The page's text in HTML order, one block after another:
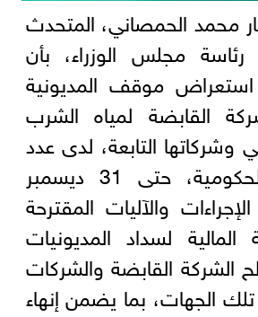
محمد الحمصاني، المتحدث
مجلس الوزراء، بأن
استعراض موقف المديونية
القابضة لمياه الشرب
التابعة، لدى عدد
من الجهات الحكومية، حتى 31 ديسمبر
الإجراءات والآليات المقترحة
المالية لسداد المديونيات
الشركة القابضة والشركات
تلك الجهات، بما يضمن إنهاء